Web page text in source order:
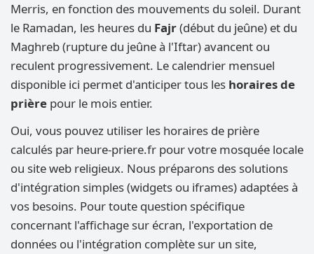
Merris, en fonction des mouvements du soleil. Durant
le Ramadan, les heures du Fajr(début du jeûne) et du
Maghreb (rupture du jeûne à l'Iftar) avancent ou
reculent progressivement. Le calendrier mensuel
disponible ici permet d'anticiper tous les horaires de
prière pour le mois entier.
Oui, vous pouvez utiliser les horaires de prière
calculés par heure-priere.fr pour votre mosquée locale
ou site web religieux. Nous préparons des solutions
d'intégration simples (widgets ou iframes) adaptées à
vos besoins. Pour toute question spécifique
concernant l'affichage sur écran, l'exportation de
données ou l'intégration complète sur un site,